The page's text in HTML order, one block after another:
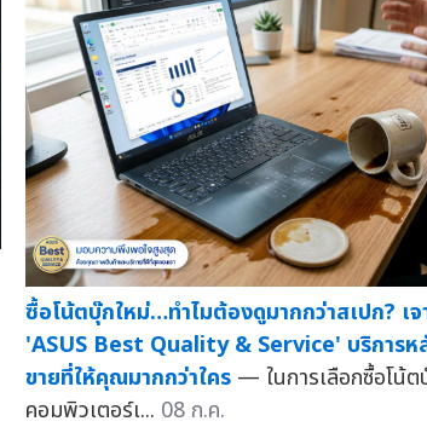
ซื้อโน้ตบุ๊กใหม่…ทำไมต้องดูมากกว่าสเปก? เจ
'ASUS Best Quality & Service' บริการห
ขายที่ให้คุณมากกว่าใคร — ในการเลือกซื้อโน้
คอมพิวเตอร์เ... 08 ก.ค.